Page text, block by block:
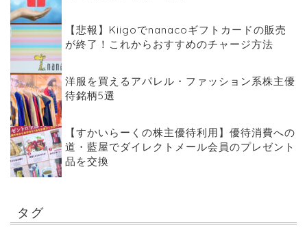
【悲報】Kiigoでnanacoギフトカードの販売
が終了！これからおすすめのチャージ方法
洋服を買えるアパレル・ファッション系株主優
待銘柄5選
【すかいらーくの株主優待利用】優待消費への
道・藍屋でダイレクトメール会員のプレゼント
品を交換
タグ